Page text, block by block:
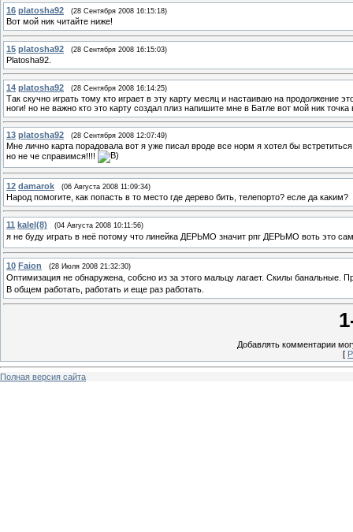
16 platosha92 (28 Сентября 2008 16:15:18)
Вот мой ник читайте ниже!
15 platosha92 (28 Сентября 2008 16:15:03)
Platosha92.
14 platosha92 (28 Сентября 2008 16:14:25)
Так скучно играть тому кто играет в эту карту месяц и настаиваю на продолжение
ноги! но не важно кто это карту создал плиз напишите мне в Батле вот мой ник
13 platosha92 (28 Сентября 2008 12:07:49)
Мне лично карта порадовала вот я уже писал вроде все норм я хотел бы
но не че справимся!!!!
12 damarok (06 Августа 2008 11:09:34)
Народ помогите, как попасть в то место где дерево бить, телепорто? есле да каким?
11 kalel(8) (04 Августа 2008 10:11:56)
я не буду играть в неё потому что линейка ДЕРЬМО значит рпг ДЕРЬМО воть это
10 Faion (28 Июля 2008 21:32:30)
Оптимизация не обнаружена, собсно из за этого мальцу лагает. Скилы банальные.
В общем работать, работать и еще раз работать.
Добавлять комментарии
[
Полная версия сайта